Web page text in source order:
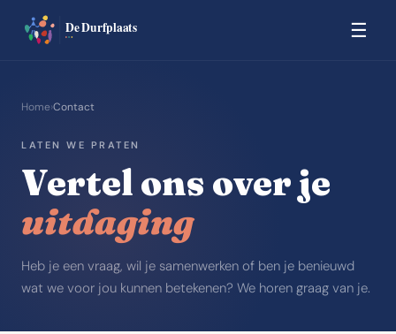
☰
Home›Contact
LATEN WE PRATEN
Vertel ons over je
uitdaging
Heb je een vraag, wil je samenwerken of ben je benieuwd
wat we voor jou kunnen betekenen? We horen graag van je.